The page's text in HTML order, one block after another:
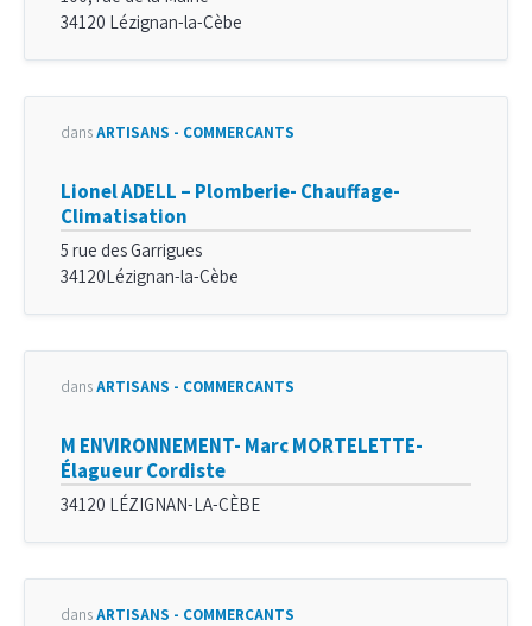
34120 Lézignan-la-Cèbe
dansARTISANS - COMMERÇANTS
Lionel ADELL – Plomberie- Chauffage-
Climatisation
5 rue des Garrigues
34120Lézignan-la-Cèbe
dansARTISANS - COMMERÇANTS
M ENVIRONNEMENT- Marc MORTELETTE-
Élagueur Cordiste
34120 LÉZIGNAN-LA-CÈBE
dansARTISANS - COMMERÇANTS